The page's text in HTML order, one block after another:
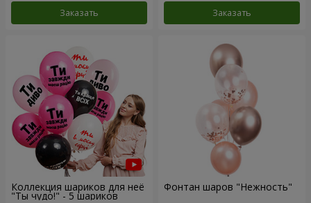
Заказать Заказать
Коллекция шариков для неё
"Ты чудо!" - 5 шариков
Фонтан шаров "Нежность"